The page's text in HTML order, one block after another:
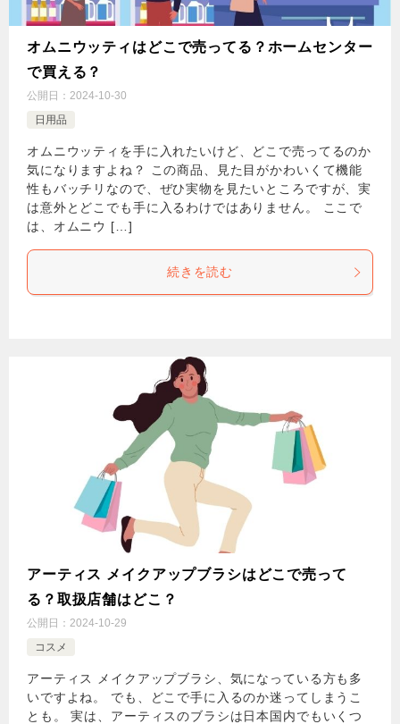
オムニウッティはどこで売ってる？ホームセンター
で買える？
公開日： 2024-10-30
日用品
オムニウッティを手に入れたいけど、どこで売ってるのか
気になりますよね？ この商品、見た目がかわいくて機能
性もバッチリなので、ぜひ実物を見たいところですが、実
は意外とどこでも手に入るわけではありません。 ここで
は、オムニウ […]
続きを読む
アーティス メイクアップブラシはどこで売って
る？取扱店舗はどこ？
公開日： 2024-10-29
コスメ
アーティス メイクアップブラシ、気になっている方も多
いですよね。 でも、どこで手に入るのか迷ってしまうこ
とも。 実は、アーティスのブラシは日本国内でもいくつ